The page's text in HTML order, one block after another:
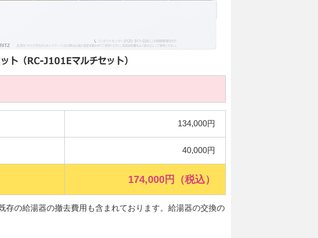
134,000円
40,000円
174,000円（税込）
存の給湯器の撤去費用も含まれております。給湯器の交換の